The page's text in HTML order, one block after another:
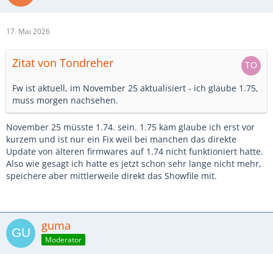
17. Mai 2026
Zitat von Tondreher
Fw ist aktuell, im November 25 aktualisiert - ich glaube 1.75,
muss morgen nachsehen.
November 25 müsste 1.74. sein. 1.75 kam glaube ich erst vor
kurzem und ist nur ein Fix weil bei manchen das direkte
Update von älteren firmwares auf 1.74 nicht funktioniert hatte.
Also wie gesagt ich hatte es jetzt schon sehr lange nicht mehr,
speichere aber mittlerweile direkt das Showfile mit.
guma
Moderator